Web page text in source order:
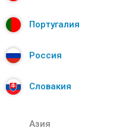
Португалия
Россия
Словакия
Азия